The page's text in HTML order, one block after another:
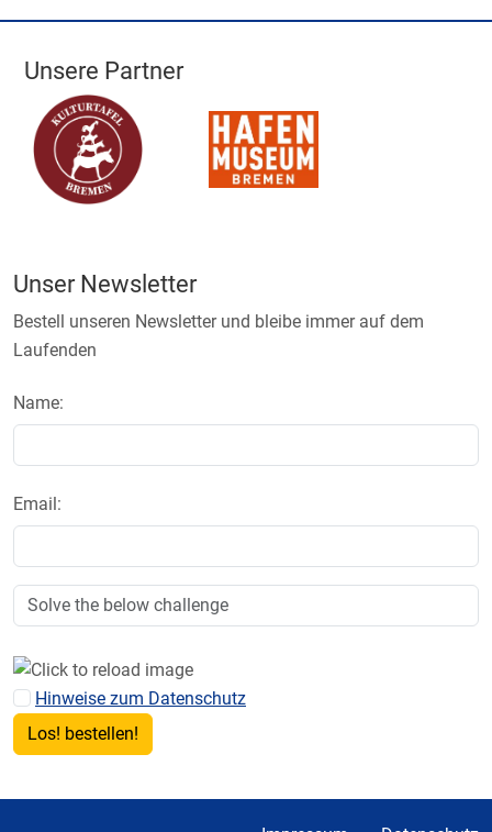
Unsere Partner
Unser Newsletter
Bestell unseren Newsletter und bleibe immer auf dem
Laufenden
Name:
Email:
Hinweise zum Datenschutz